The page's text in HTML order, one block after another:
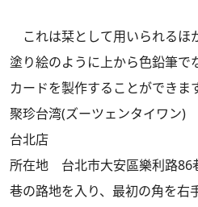
これは栞として用いられるほ
塗り絵のように上から色鉛筆で
カードを製作することができます
聚珍台湾(ズーツェンタイワン)
台北店
所在地 台北市大安區樂利路86
巷の路地を入り、最初の角を右